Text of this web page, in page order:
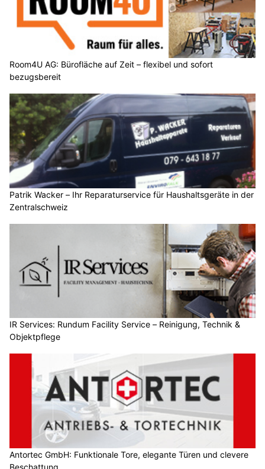
Room4U AG: Bürofläche auf Zeit – flexibel und sofort
bezugsbereit
Patrik Wacker – Ihr Reparaturservice für Haushaltsgeräte in der
Zentralschweiz
IR Services: Rundum Facility Service – Reinigung, Technik &
Objektpflege
Antortec GmbH: Funktionale Tore, elegante Türen und clevere
Beschattung